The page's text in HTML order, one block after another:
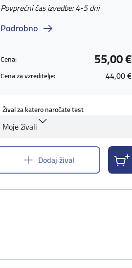
Povprečni čas izvedbe: 4-5 dni
Podrobno
Cena: 55,00 €
Cena za vzreditelje: 44,00 €
Žival za katero naročate test
Moje živali
Dodaj žival